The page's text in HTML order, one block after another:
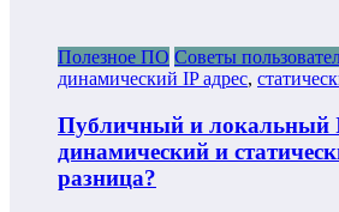
Полезное ПО Советы
динамический IP адрес,
Публичный и локальный
динамический и
разница?